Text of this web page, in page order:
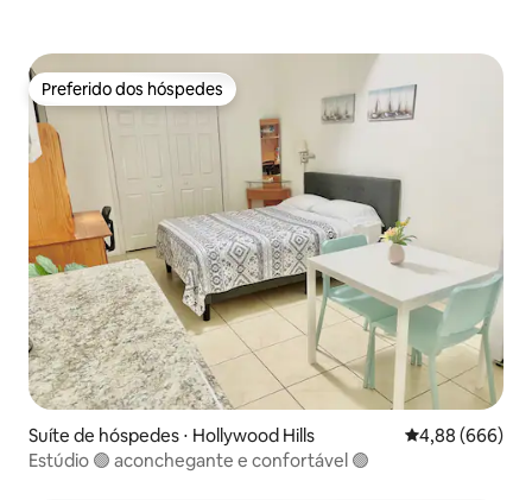
Preferido dos hóspedes
Preferido dos hóspedes
Suíte de hóspedes ⋅ Hollywood Hills 4,88 de uma
4,88 (666)
Estúdio 🟢 aconchegante e confortável 🟢